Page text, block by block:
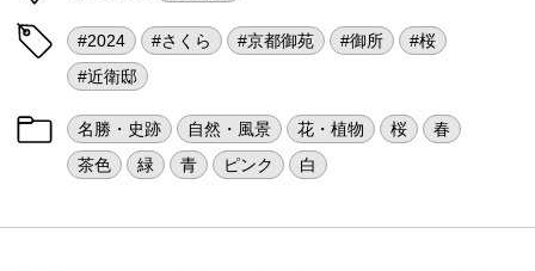
#2024 #さくら #京都御苑 #御所
#桜
#近衛邸
名勝・史跡 自然・風景 花・植物 桜
春
茶色
緑 青 ピンク 白